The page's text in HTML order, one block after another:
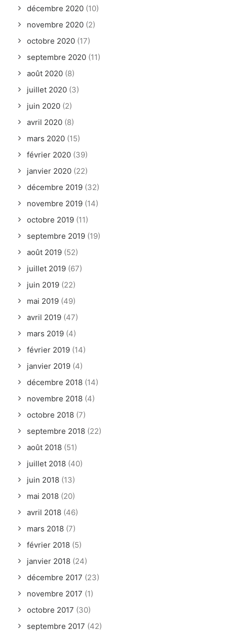
décembre 2020 (10)
novembre 2020 (2)
octobre 2020 (17)
septembre 2020 (11)
août 2020 (8)
juillet 2020 (3)
juin 2020 (2)
avril 2020 (8)
mars 2020 (15)
février 2020 (39)
janvier 2020 (22)
décembre 2019 (32)
novembre 2019 (14)
octobre 2019 (11)
septembre 2019 (19)
août 2019 (52)
juillet 2019 (67)
juin 2019 (22)
mai 2019 (49)
avril 2019 (47)
mars 2019 (4)
février 2019 (14)
janvier 2019 (4)
décembre 2018 (14)
novembre 2018 (4)
octobre 2018 (7)
septembre 2018 (22)
août 2018 (51)
juillet 2018 (40)
juin 2018 (13)
mai 2018 (20)
avril 2018 (46)
mars 2018 (7)
février 2018 (5)
janvier 2018 (24)
décembre 2017 (23)
novembre 2017 (1)
octobre 2017 (30)
septembre 2017 (42)